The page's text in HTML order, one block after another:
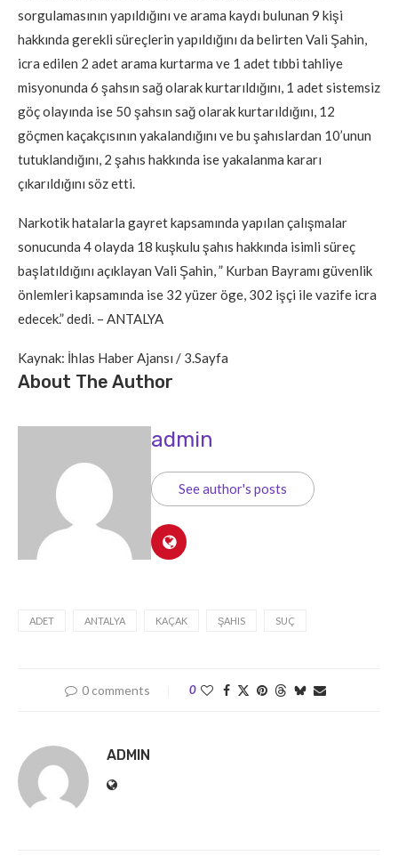
sorgulamasının yapıldığını ve arama kaydı bulunan 9 kişi
hakkında gerekli süreçlerin yapıldığını da belirten Vali Şahin,
icra edilen 2 adet arama kurtarma ve 1 adet tıbbi tahliye
misyonunda 6 şahsın sağ olarak kurtarıldığını, 1 adet sistemsiz
göç olayında ise 50 şahsın sağ olarak kurtarıldığını, 12
göçmen kaçakçısının yakalandığını ve bu şahıslardan 10’unun
tutuklandığını, 2 şahıs hakkında ise yakalanma kararı
çıkarıldığını söz etti.
Narkotik hatalarla gayret kapsamında yapılan çalışmalar
sonucunda 4 olayda 18 kuşkulu şahıs hakkında isimli süreç
başlatıldığını açıklayan Vali Şahin, ” Kurban Bayramı güvenlik
önlemleri kapsamında ise 32 yüzer öge, 302 işçi ile vazife icra
edecek.” dedi. – ANTALYA
Kaynak: İhlas Haber Ajansı / 3.Sayfa
About The Author
admin
See author's posts
ADET ANTALYA KAÇAK ŞAHIS SUÇ
0 comments 0
ADMIN